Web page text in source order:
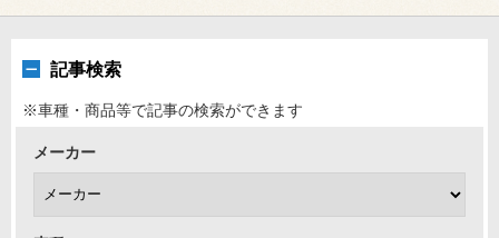
記事検索
※車種・商品等で記事の検索ができます
メーカー